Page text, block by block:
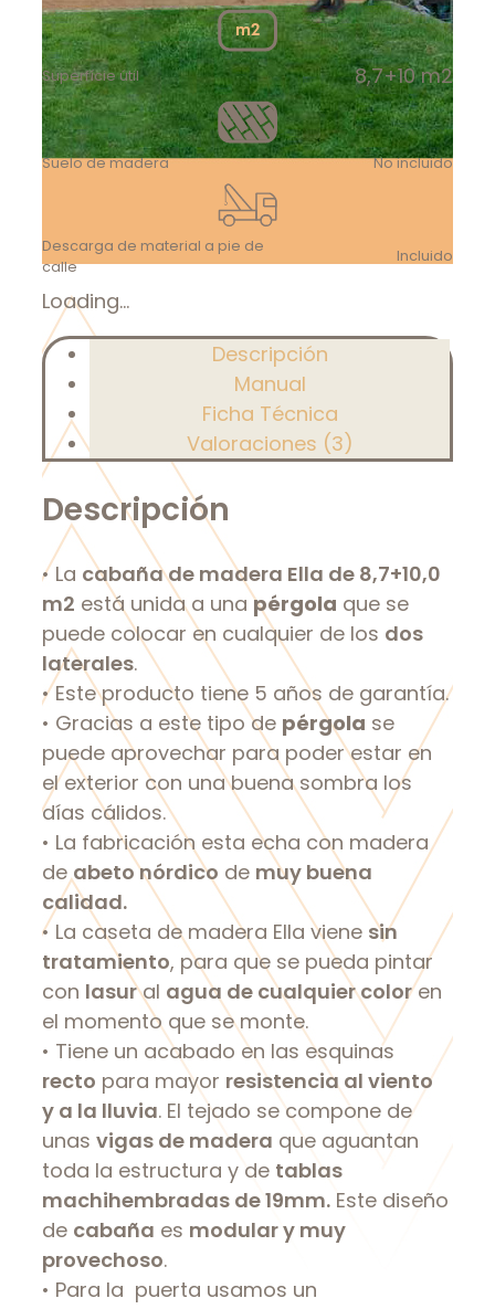
Superfície útil 8,7+10 m2
Suelo de madera No incluido
Descarga de material a pie de
calle
Incluido
Loading...
Descripción
Manual
Ficha Técnica
Valoraciones (3)
Descripción
• La cabaña de madera Ella de 8,7+10,0
m2 está unida a unapérgola que se
puede colocar en cualquier de los dos
laterales.
• Este producto tiene 5 años de garantía.
• Gracias a este tipo de pérgola se
puede aprovechar para poder estar en
el exterior con una buena sombra los
días cálidos.
• La fabricación esta echa con madera
deabeto nórdico de muy buena
calidad.
• La caseta de madera Ella viene sin
tratamiento, para que se pueda pintar
con lasural agua de cualquier coloren
el momento que se monte.
• Tiene un acabado en las esquinas
recto para mayor resistencia al viento
y a la lluvia. El tejado se compone de
unas vigas de madera que aguantan
toda la estructura y de tablas
machihembradas de 19mm. Este diseño
de cabaña es modular y muy
provechoso.
• Para la puerta usamos un